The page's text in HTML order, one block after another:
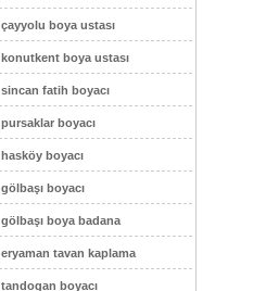
çayyolu boya ustası
konutkent boya ustası
sincan fatih boyacı
pursaklar boyacı
hasköy boyacı
gölbaşı boyacı
gölbaşı boya badana
eryaman tavan kaplama
tandogan boyacı